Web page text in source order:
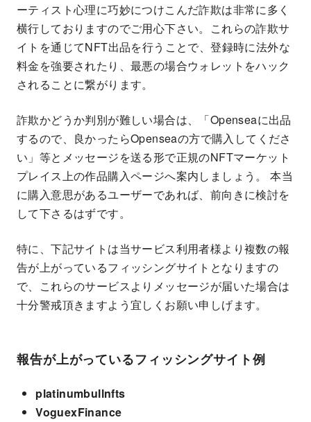
ーティスト心理に巧妙につけこんだ詐欺は非常に多く
横行しておりますのでご用心下さい。これらの詐欺サ
イトを通じてNFT出品を行うことで、登録時に法外な
料金を強要されたり、最悪の場合ウォレットをハック
されることに繋がります。
詐欺かどうか判別が難しい場合は、「Openseaに出品
するので、良かったらOpenseaの方で購入してくださ
い」等とメッセージを送る形で正規のNFTマーケット
プレイス上の作品購入ページへ案内しましょう。 本当
に購入意思があるユーザーであれば、前向きに検討を
して下さるはずです。
特に、下記サイトは当サービス利用者様より複数の報
告が上がっているフィッシングサイトとなりますの
で、これらのサービスよりメッセージが届いた場合は
十分警戒頂きますよう宜しくお願い申しげます。
報告が上がっているフィッシングサイト例
platinumbullnfts
VoguexFinance